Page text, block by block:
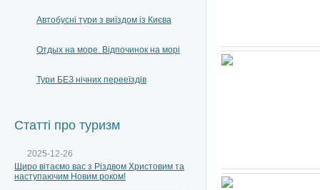
Автобусні тури з виїздом із Києва
Отдых на море. Відпочинок на морі
Тури БЕЗ нічних перееїздів
Статті про туризм
2025-12-26
Щиро вітаємо вас з Різдвом Христовим та
наступаючим Новим роком!